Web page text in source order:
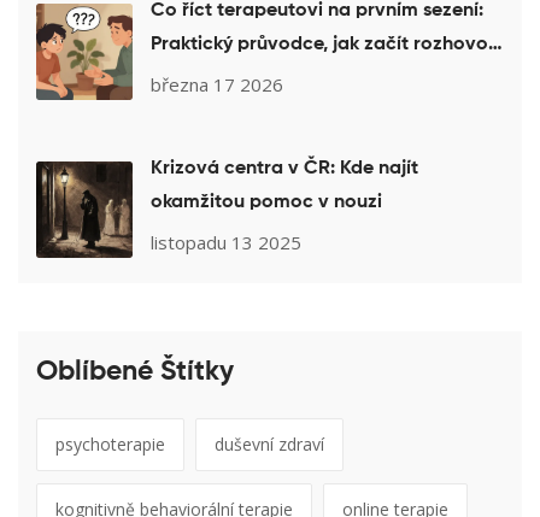
Co říct terapeutovi na prvním sezení:
Praktický průvodce, jak začít rozhovor
v psychoterapii
března 17 2026
Krizová centra v ČR: Kde najít
okamžitou pomoc v nouzi
listopadu 13 2025
Oblíbené Štítky
psychoterapie duševní zdraví
kognitivně behaviorální terapie online terapie